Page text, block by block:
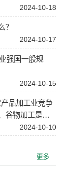
2024-10-18
？
2024-10-17
强国一般规
2024-10-15
品加工业竞争
谷物加工是关
2024-10-10
更多